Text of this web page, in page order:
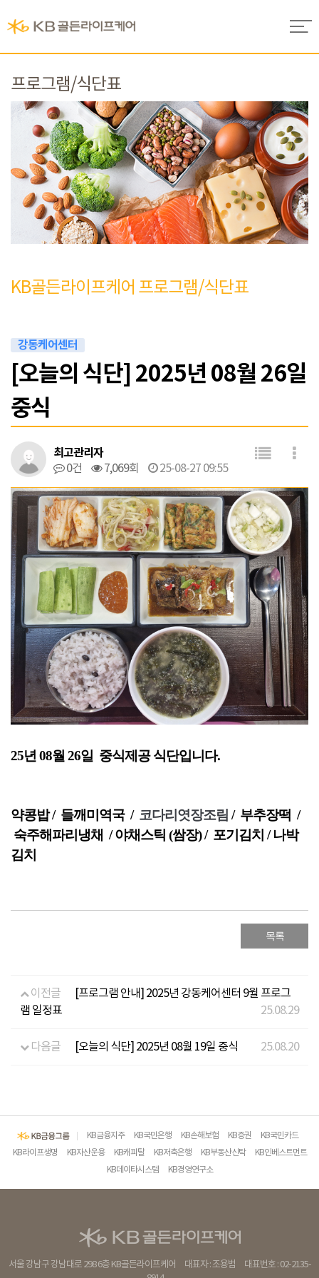
프로그램/식단표
KB골든라이프케어 프로그램/식단표
강동케어센터
[오늘의 식단] 2025년 08월 26일
중식
최고관리자
0건 7,069회 25-08-27 09:55
25년 08월 26일 중식제공 식단입니다.
약콩밥/ 들깨미역국 / 코다리엿장조림 / 부추장떡 /
숙주해파리냉채 / 야채스틱 (쌈장) / 포기김치 / 나박
김치
목록
이전글
[프로그램 안내] 2025년 강동케어센터 9월 프로그
램 일정표
25.08.29
다음글 [오늘의 식단] 2025년 08월 19일 중식 25.08.20
KB금융지주 KB국민은행 KB손해보험 KB증권
KB국민카드
KB라이프생명
KB자산운용 KB캐피탈 KB저축은행 KB부동산신탁
KB인베스트먼트
KB데이타시스템
KB경영연구소
서울 강남구 강남대로 298 6층 KB골든라이프케어 대표자 : 조용범
대표번호 : 02-2135-